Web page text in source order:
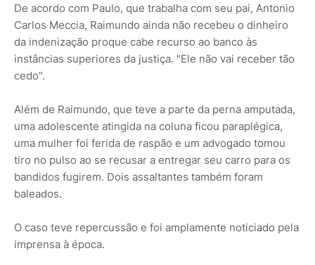
De acordo com Paulo, que trabalha com seu pai, Antonio
Carlos Meccia, Raimundo ainda não recebeu o dinheiro
da indenização proque cabe recurso ao banco às
instâncias superiores da justiça. "Ele não vai receber tão
cedo".
Além de Raimundo, que teve a parte da perna amputada,
uma adolescente atingida na coluna ficou paraplégica,
uma mulher foi ferida de raspão e um advogado tomou
tiro no pulso ao se recusar a entregar seu carro para os
bandidos fugirem. Dois assaltantes também foram
baleados.
O caso teve repercussão e foi amplamente noticiado pela
imprensa à época.